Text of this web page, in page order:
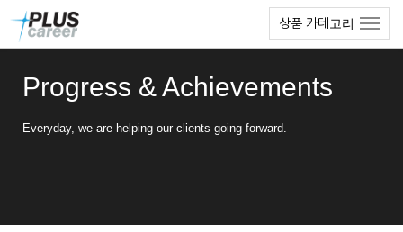
상품 카테고리
Progress & Achievements
Everyday, we are helping our clients going forward.